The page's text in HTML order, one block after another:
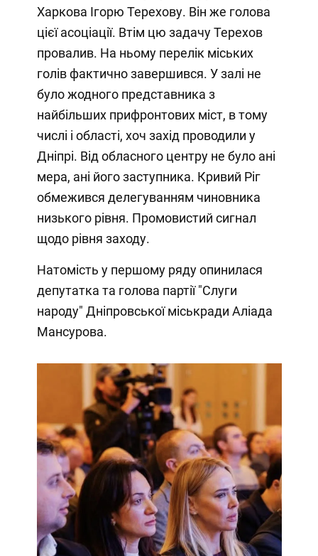
Харкова Ігорю Терехову. Він же голова
цієї асоціації. Втім цю задачу Терехов
провалив. На ньому перелік міських
голів фактично завершився. У залі не
було жодного представника з
найбільших прифронтових міст, в тому
числі і області, хоч захід проводили у
Дніпрі. Від обласного центру не було ані
мера, ані його заступника. Кривий Ріг
обмежився делегуванням чиновника
низького рівня. Промовистий сигнал
щодо рівня заходу.
Натомість у першому ряду опинилася
депутатка та голова партії "Слуги
народу" Дніпровської міськради Аліада
Мансурова.